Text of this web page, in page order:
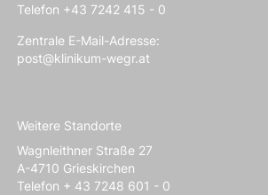
Telefon +43 7242 415 - 0
Zentrale E-Mail-Adresse:
post@klinikum-wegr.at
Weitere Standorte
Wagnleithner Straße 27
A-4710 Grieskirchen
Telefon + 43 7248 601 - 0